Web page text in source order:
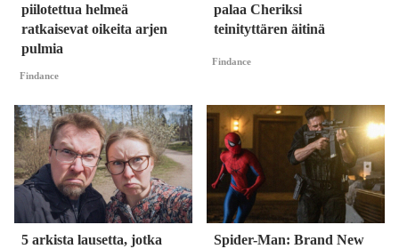
piilotettua helmeä
ratkaisevat oikeita arjen
pulmia
Findance
palaa Cheriksi
teinityttären äitinä
Findance
5 arkista lausetta, jotka
Spider-Man: Brand New